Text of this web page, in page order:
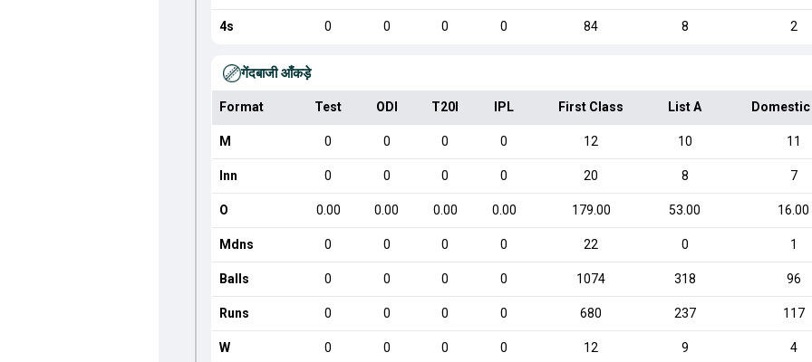
4s 0 0 0 0 84 8 2
गेंदबाजी आँकड़े
Format Test ODI T20I IPL First Class List A
M 0 0 0 0 12 10 11
Inn 0 0 0 0 20 8 7
O 0.00 0.00 0.00 0.00 179.00 53.00 16.00
Mdns 0 0 0 0 22 0 1
Balls 0 0 0 0 1074 318 96
Runs 0 0 0 0 680 237 117
W 0 0 0 0 12 9 4